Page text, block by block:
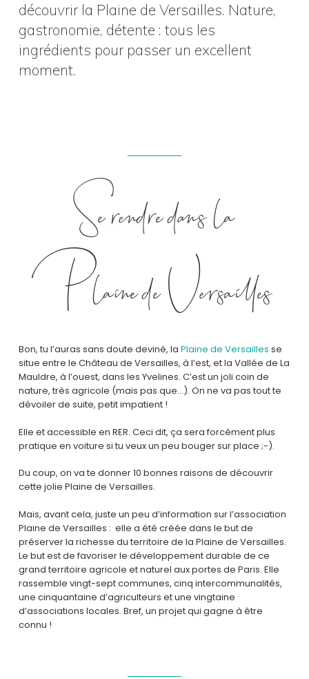
découvrir la Plaine de Versailles. Nature,
gastronomie, détente : tous les
ingrédients pour passer un excellent
moment.
Se rendre dans la
Plaine de Versailles
Bon, tu l’auras sans doute deviné, laPlaine de Versailles se
situe entre le Château de Versailles, à l’est, et la Vallée de La
Mauldre, à l’ouest, dans les Yvelines. C’est un joli coin de
nature, très agricole (mais pas que…). On ne va pas tout te
dévoiler de suite, petit impatient !
Elle et accessible en RER. Ceci dit, ça sera forcément plus
pratique en voiture si tu veux un peu bouger sur place ;-).
Du coup, on va te donner 10 bonnes raisons de découvrir
cette jolie Plaine de Versailles.
Mais, avant cela, juste un peu d’information sur l’association
Plaine de Versailles : elle a été créée dans le but de
préserver la richesse du territoire de la Plaine de Versailles.
Le but est de favoriser le développement durable de ce
grand territoire agricole et naturel aux portes de Paris. Elle
rassemble vingt-sept communes, cinq intercommunalités,
une cinquantaine d’agriculteurs et une vingtaine
d’associations locales. Bref, un projet qui gagne à être
connu !